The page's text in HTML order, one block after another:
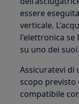
essere
verticale.
l'elettronica se
su uno dei
Assicuratevi di
scopo previsto
compatibile